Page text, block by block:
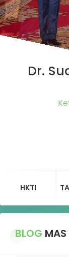
Dr.
HKTI
BLOG MAS